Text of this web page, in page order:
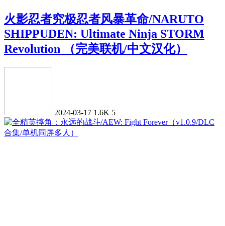
火影忍者究极忍者风暴革命/NARUTO
SHIPPUDEN: Ultimate Ninja STORM
Revolution （完美联机/中文汉化）
2024-03-17 1.6K 5